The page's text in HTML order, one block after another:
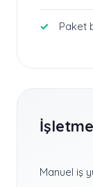
Paket
Manuel iş